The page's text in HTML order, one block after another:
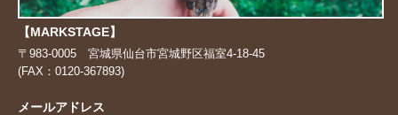
【MARKSTAGE】
〒983-0005 宮城県仙台市宮城野区福室4-18-45
(FAX：0120-367893)
メールアドレス